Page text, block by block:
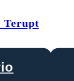
Terupt